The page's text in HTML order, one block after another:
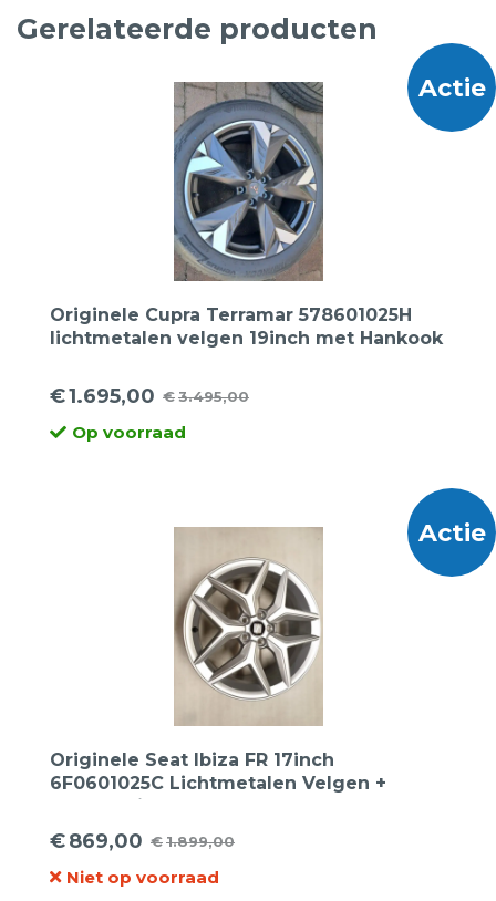
Gerelateerde producten
Actie
Originele Cupra Terramar 578601025H
lichtmetalen velgen 19inch met Hankook
zomerbanden.
€3.495,00
Oorspronkelijke
prijs
€1.695,00
Huidige
prijsOp voorraad
Actie
Originele Seat Ibiza FR 17inch
6F0601025C Lichtmetalen Velgen +
Vredestein 215 45 17 zomerband
€1.899,00
Oorspronkelijke
prijs
€869,00
Huidige
prijs
Niet op voorraad